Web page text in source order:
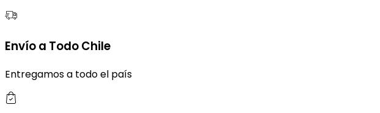
Envío a Todo Chile
Entregamos a todo el país